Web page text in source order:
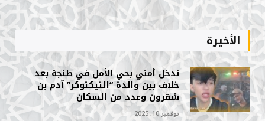
الأخيرة
تدخل أمني بحي الأمل في طنجة بعد
خلاف بين والدة “التيكتوكر” آدم بن
شقرون وعدد من السكان
نوفمبر 10, 2025